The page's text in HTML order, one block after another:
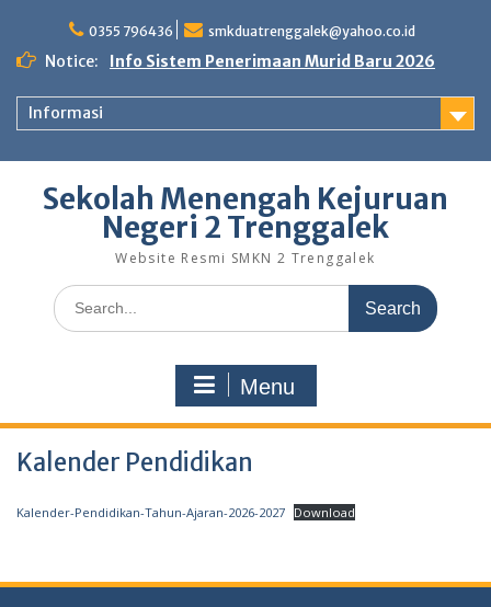
content
0355 796436 smkduatrenggalek@yahoo.co.id
Notice: Info Sistem Penerimaan Murid Baru 2026
Informasi
Sekolah Menengah Kejuruan
Negeri 2 Trenggalek
Website Resmi SMKN 2 Trenggalek
Search
for:
Menu
Kalender Pendidikan
Kalender-Pendidikan-Tahun-Ajaran-2026-2027 Download